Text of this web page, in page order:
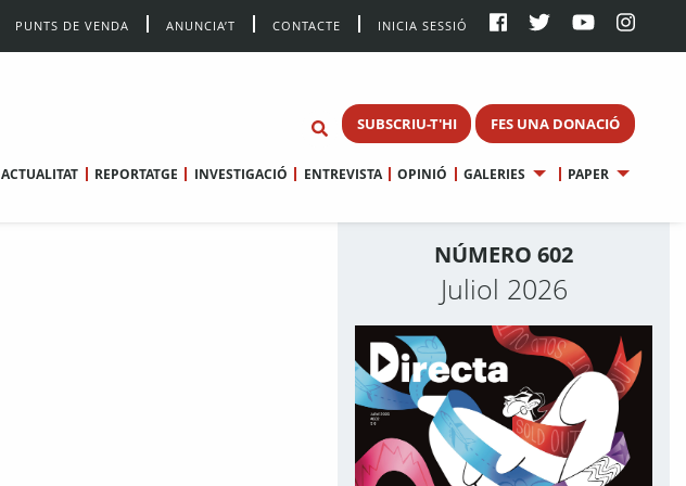
PUNTS DE VENDA ANUNCIA’T CONTACTE INICIA SESSIÓ
SUBSCRIU-T'HI FES UNA DONACIÓ
ACTUALITAT REPORTATGE INVESTIGACIÓ ENTREVISTA OPINIÓ GALERIES PAPER
NÚMERO 602
Juliol 2026